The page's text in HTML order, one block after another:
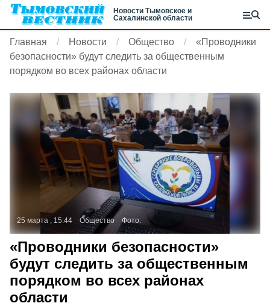
Новости Тымовское и
Сахалинской области
Главная Новости Общество
«Проводники
безопасности» будут следить за общественным
порядком во всех районах области
25 марта , 15:44 Общество Фото:
«Проводники безопасности»
будут следить за общественным
порядком во всех районах
области